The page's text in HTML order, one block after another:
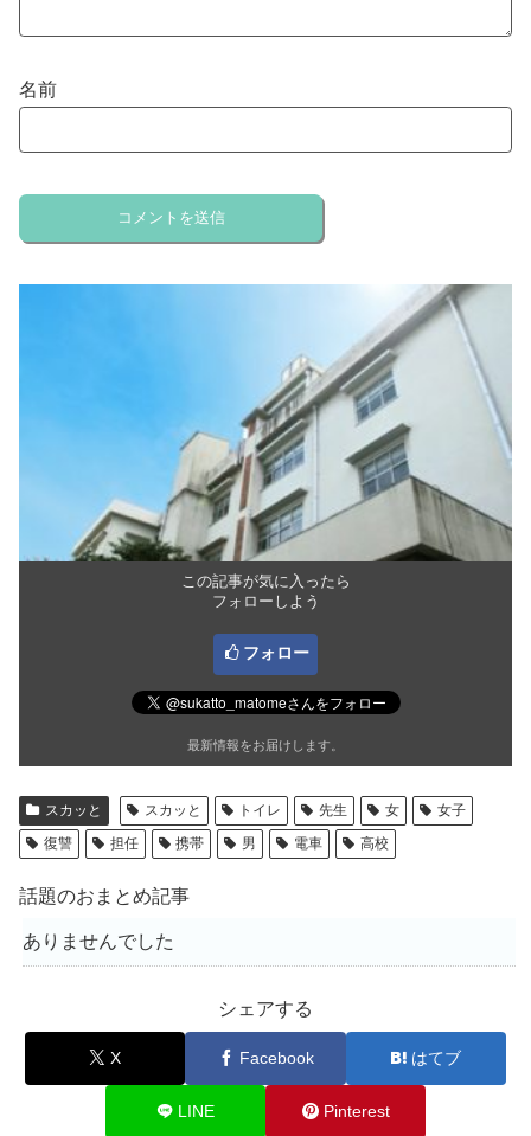
名前
この記事が気に入ったら
フォローしよう
フォロー
最新情報をお届けします。
スカッと スカッと トイレ 先生 女
女子
復讐
担任 携帯 男 電車 高校
話題のおまとめ記事
ありませんでした
シェアする
X Facebook はてブ
LINE Pinterest